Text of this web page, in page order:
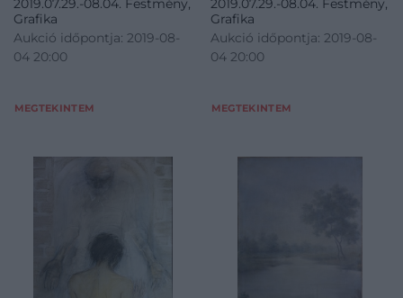
2019.07.29.-08.04. Festmény,
Grafika
Aukció időpontja: 2019-08-
04 20:00
MEGTEKINTEM
2019.07.29.-08.04. Festmény,
Grafika
Aukció időpontja: 2019-08-
04 20:00
MEGTEKINTEM